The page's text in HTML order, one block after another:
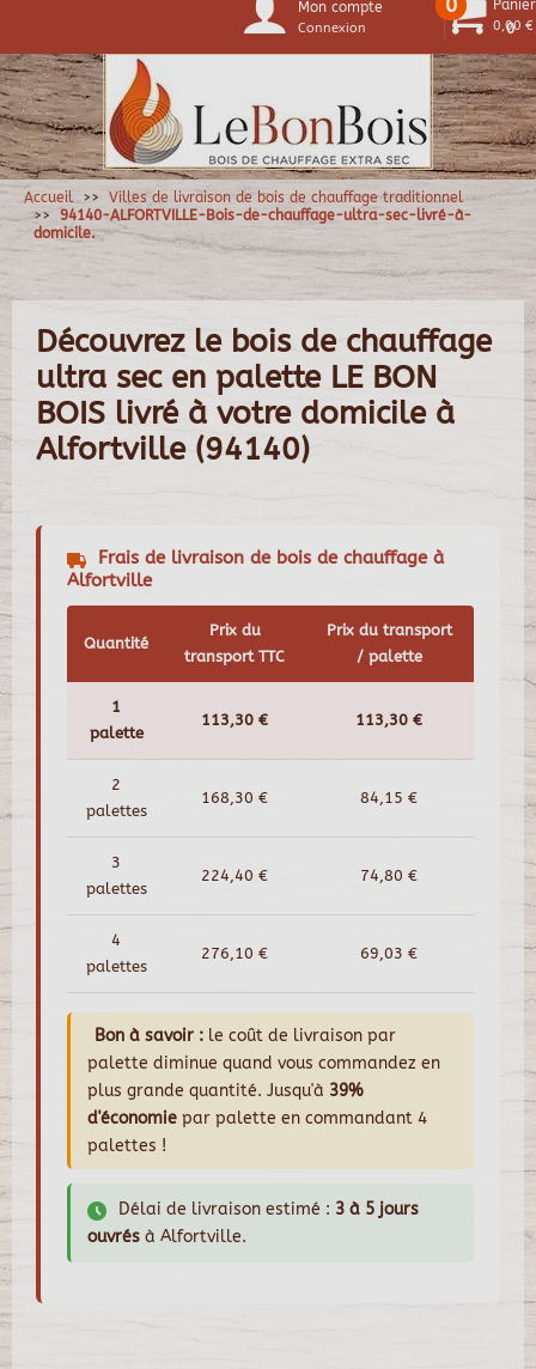
0
Mon compte
Connexion
0 Panier
0,00 €
Accueil
Villes de livraison de bois de chauffage traditionnel
94140-ALFORTVILLE-Bois-de-chauffage-ultra-sec-livré-à-
domicile.
Découvrez le bois de chauffage
ultra sec en palette LE BON
BOIS livré à votre domicile à
Alfortville (94140)
Frais de livraison de bois de chauffage à
Alfortville
Quantité
Prix du
transport TTC
Prix du transport
/ palette
1
palette
113,30 € 113,30 €
2
palettes
168,30 € 84,15 €
3
palettes
224,40 € 74,80 €
4
palettes
276,10 € 69,03 €
Bon à savoir : le coût de livraison par
palette diminue quand vous commandez en
plus grande quantité. Jusqu'à 39%
d'économie par palette en commandant 4
palettes !
Délai de livraison estimé : 3 à 5 jours
ouvrés à Alfortville.